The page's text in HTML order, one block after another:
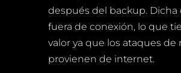
después del backup. Dicha
fuera de conexión, lo que
valor ya que los ataques de
provienen de internet.